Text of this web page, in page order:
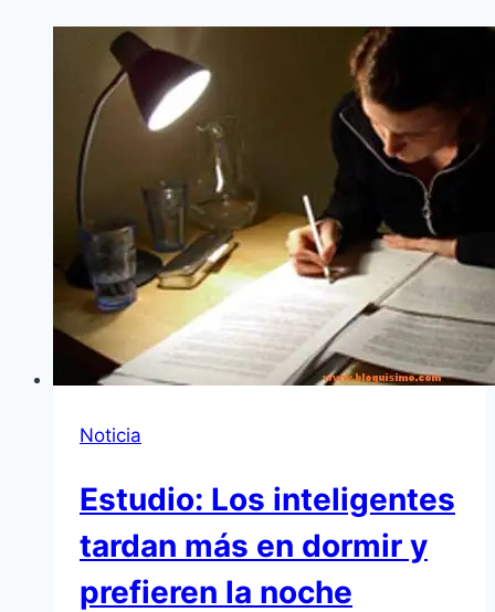
Noticia
Estudio: Los inteligentes
tardan más en dormir y
prefieren la noche